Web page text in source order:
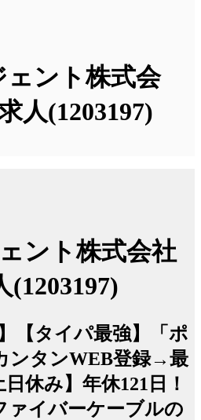
ント株式会
人(1203197)
ント株式会社
(1203197)
】【タイパ最強】「ポ
ンタンWEB登録→最
休み】年休121日！
イバーケーブルの